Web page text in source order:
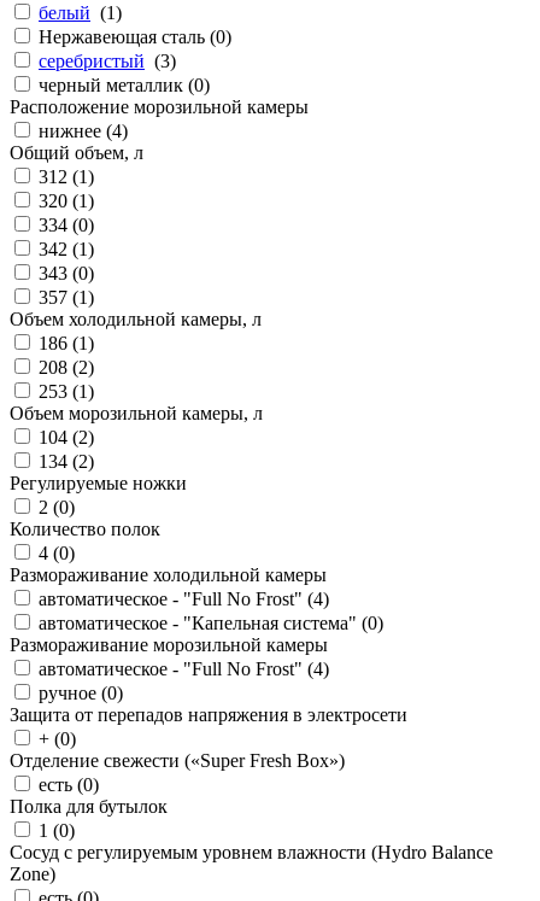
белый (1)
Нержавеющая сталь (0)
серебристый (3)
черный металлик (0)
Расположение морозильной камеры
нижнее (4)
Общий объем, л
312 (1)
320 (1)
334 (0)
342 (1)
343 (0)
357 (1)
Объем холодильной камеры, л
186 (1)
208 (2)
253 (1)
Объем морозильной камеры, л
104 (2)
134 (2)
Регулируемые ножки
2 (0)
Количество полок
4 (0)
Размораживание холодильной камеры
автоматическое - "Full No Frost" (4)
автоматическое - "Капельная система" (0)
Размораживание морозильной камеры
автоматическое - "Full No Frost" (4)
ручное (0)
Защита от перепадов напряжения в электросети
+ (0)
Отделение свежести («Super Fresh Box»)
есть (0)
Полка для бутылок
1 (0)
Сосуд с регулируемым уровнем влажности (Hydro Balance
Zone)